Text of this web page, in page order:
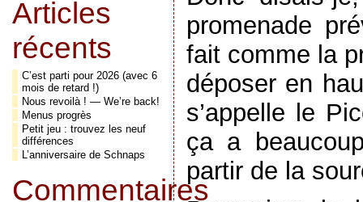
Articles
récents
C’est parti pour 2026 (avec 6
mois de retard !)
Nous revoilà ! — We’re back!
Menus progrès
Petit jeu : trouvez les neuf
différences
L’anniversaire de Schnaps
Commentaires
promenade
fait comme la
déposer en
s’appelle le
ça a
partir de la